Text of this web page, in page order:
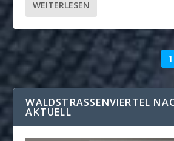
WEITERLESEN
1
WALDSTRASSENVIERTEL
KTUELL